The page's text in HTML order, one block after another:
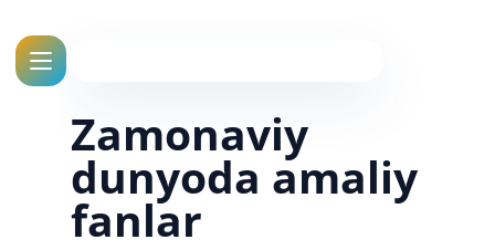
Zamonaviy
dunyoda amaliy
fanlar